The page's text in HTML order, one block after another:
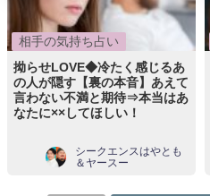
相手の気持ち占い
拗らせLOVE◆冷たく感じるあ
の人が隠す【裏の本音】あえて
言わない不満と期待⇒本当はあ
なたに××してほしい！
シークエンスはやとも
＆ヤースー